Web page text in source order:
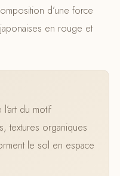
d’une force
en rouge et
du motif
textures organiques
le sol en espace